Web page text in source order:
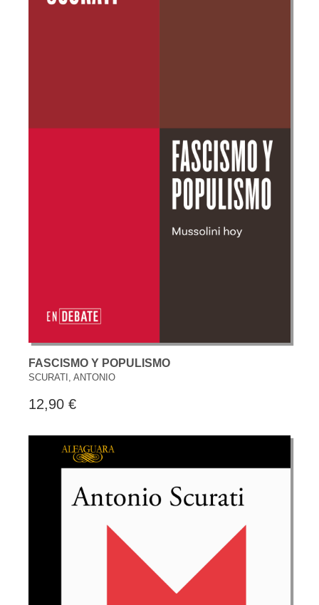
FASCISMO Y POPULISMO
SCURATI, ANTONIO
12,90 €